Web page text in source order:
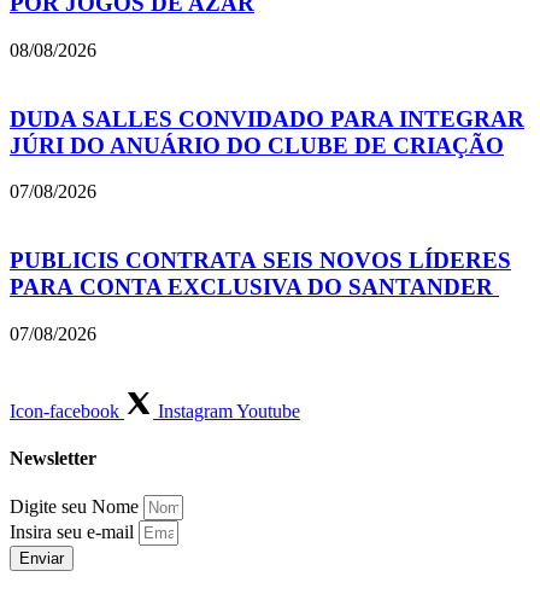
08/08/2026
DUDA SALLES CONVIDADO PARA INTEGRAR
JÚRI DO ANUÁRIO DO CLUBE DE CRIAÇÃO
07/08/2026
PUBLICIS CONTRATA SEIS NOVOS LÍDERES
PARA CONTA EXCLUSIVA DO SANTANDER
07/08/2026
Icon-facebook InstagramYoutube
Newsletter
Digite seu Nome
Insira seu e-mail
Enviar